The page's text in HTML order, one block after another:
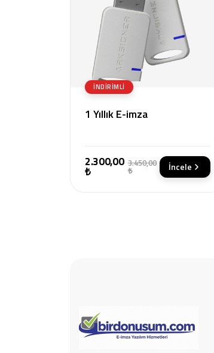
İNDIRIMLI
1 Yıllık E-imza
2.300,00
₺
3.450,00
₺ İncele